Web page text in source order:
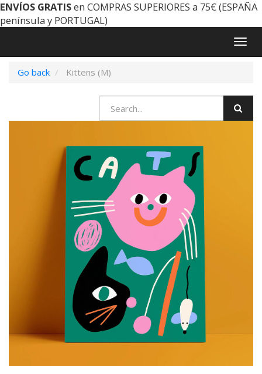
ENVÍOS GRATISen COMPRAS SUPERIORES a 75€ (ESPAÑA
península y PORTUGAL)
Go back
Kittens (M)